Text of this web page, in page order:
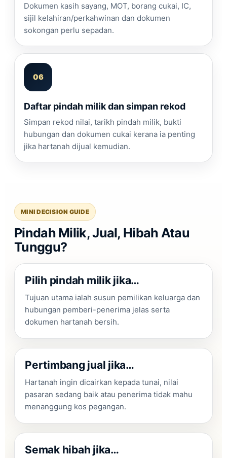
Dokumen kasih sayang, MOT, borang cukai, IC,
sijil kelahiran/perkahwinan dan dokumen
sokongan perlu sepadan.
Daftar pindah milik dan simpan rekod
Simpan rekod nilai, tarikh pindah milik, bukti
hubungan dan dokumen cukai kerana ia penting
jika hartanah dijual kemudian.
MINI DECISION GUIDE
Pindah Milik, Jual, Hibah Atau
Tunggu?
Pilih pindah milik jika…
Tujuan utama ialah susun pemilikan keluarga dan
hubungan pemberi-penerima jelas serta
dokumen hartanah bersih.
Pertimbang jual jika…
Hartanah ingin dicairkan kepada tunai, nilai
pasaran sedang baik atau penerima tidak mahu
menanggung kos pegangan.
Semak hibah jika…